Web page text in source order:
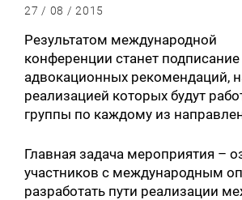
27 / 08 / 2015
Результатом международной
конференции станет
адвокационных рекомендаций,
реализацией которых будут
группы по каждому из
Главная задача мероприятия –
участников с международным
разработать пути реализации